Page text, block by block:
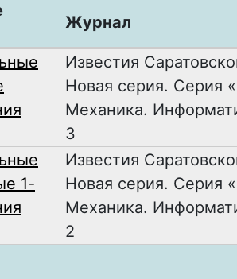
Журнал
Известия
Новая серия. Серия
Механика.
3
1-
Известия
Новая серия. Серия
Механика.
2